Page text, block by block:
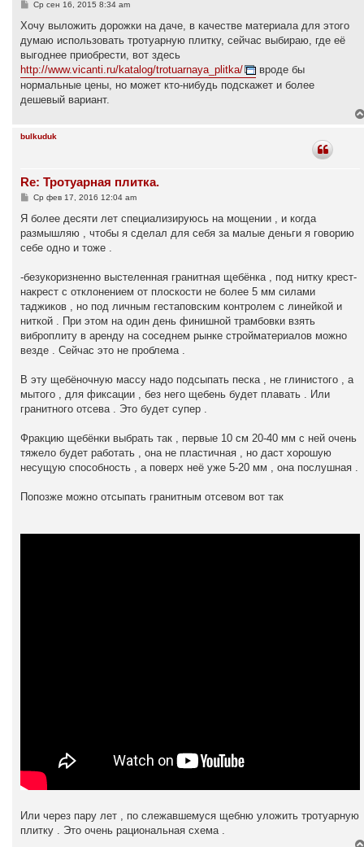
С
о
щ
е
и
е
Ср сен 16, 2015 8:34 am
Хочу выложить дорожки на даче, в качестве материала для этого
думаю использовать тротуарную плитку, сейчас выбираю, где её
выгоднее приобрести, вот здесь
http://www.vicanti.ru/katalog/trotuarnaya_plitka/
вроде бы
нормальные цены, но может кто-нибудь подскажет и более
дешевый вариант.
bulkuduk
Re: Тротуарная плитка.
С
о
щ
е
е
Ср фев 17, 2016 12:04 am
Я более десяти лет специализируюсь на мощении , и когда
размышляю , чтобы я сделал для себя за малые деньги я говорию
себе одно и тоже .
-безукоризненно выстеленная гранитная щебёнка , под нитку крест-
накрест с отклонением от плоскости не более 5 мм силами
таджиков , но под личным гестаповским контролем с линейкой и
ниткой . При этом на один день финишной трамбовки взять
виброплиту в аренду на соседнем рынке стройматериалов можно
везде . Сейчас это не проблема .
В эту щебёночную массу надо подсыпать песка , не глинистого , а
мытого , для фиксации , без него щебень будет плавать . Или
гранитного отсева . Это будет супер .
Фракцию щебёнки выбрать так , первые 10 см 20-40 мм с ней очень
тяжело будет работать , она не пластичная , но даст хорошую
несущую способность , а поверх неё уже 5-20 мм , она послушная .
Попозже можно отсыпать гранитным отсевом вот так
Или через пару лет , по слежавшемуся щебню уложить тротуарную
плитку . Это очень рациональная схема .